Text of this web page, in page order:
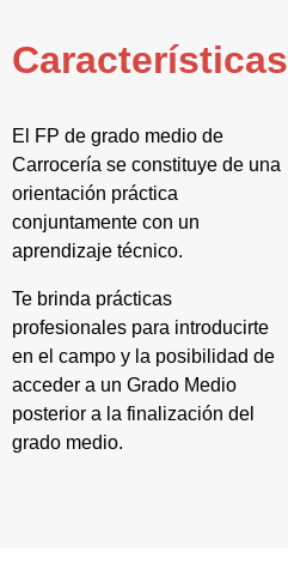
Características
El FP de grado medio de
Carrocería se constituye de una
orientación práctica
conjuntamente con un
aprendizaje técnico.
Te brinda prácticas
profesionales para introducirte
en el campo y la posibilidad de
acceder a un Grado Medio
posterior a la finalización del
grado medio.